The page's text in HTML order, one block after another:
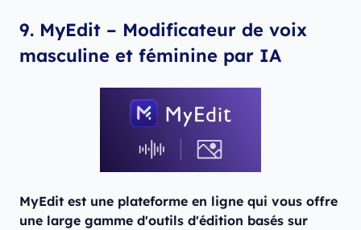
9. MyEdit – Modificateur de voix
masculine et féminine par IA
MyEdit est une plateforme en ligne qui vous offre
une large gamme d'outils d'édition basés sur